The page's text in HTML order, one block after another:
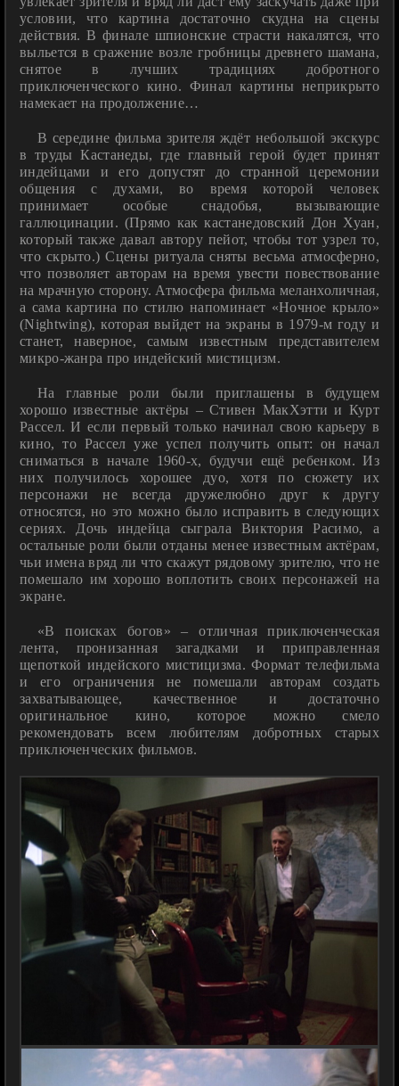
условии, что картина достаточно скудна на сцены
действия. В финале шпионские страсти накалятся, что
выльется в сражение возле гробницы древнего шамана,
снятое в лучших традициях добротного
приключенческого кино. Финал картины неприкрыто
намекает на продолжение…
В середине фильма зрителя ждёт небольшой экскурс
в труды Кастанеды, где главный герой будет принят
индейцами и его допустят до странной церемонии
общения с духами, во время которой человек
принимает особые снадобья, вызывающие
галлюцинации. (Прямо как кастанедовский Дон Хуан,
который также давал автору пейот, чтобы тот узрел то,
что скрыто.) Сцены ритуала сняты весьма атмосферно,
что позволяет авторам на время увести повествование
на мрачную сторону. Атмосфера фильма меланхоличная,
а сама картина по стилю напоминает «Ночное крыло»
(Nightwing), которая выйдет на экраны в 1979-м году и
станет, наверное, самым известным представителем
микро-жанра про индейский мистицизм.
На главные роли были приглашены в будущем
хорошо известные актёры – Стивен МакХэтти и Курт
Рассел. И если первый только начинал свою карьеру в
кино, то Рассел уже успел получить опыт: он начал
сниматься в начале 1960-х, будучи ещё ребенком. Из
них получилось хорошее дуо, хотя по сюжету их
персонажи не всегда дружелюбно друг к другу
относятся, но это можно было исправить в следующих
сериях. Дочь индейца сыграла Виктория Расимо, а
остальные роли были отданы менее известным актёрам,
чьи имена вряд ли что скажут рядовому зрителю, что не
помешало им хорошо воплотить своих персонажей на
экране.
«В поисках богов» – отличная приключенческая
лента, пронизанная загадками и приправленная
щепоткой индейского мистицизма. Формат телефильма
и его ограничения не помешали авторам создать
захватывающее, качественное и достаточно
оригинальное кино, которое можно смело
рекомендовать всем любителям добротных старых
приключенческих фильмов.